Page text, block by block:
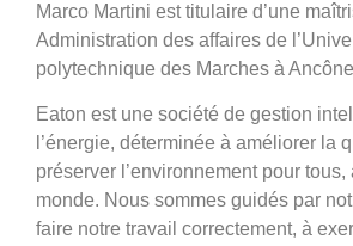
Marco Martini est titulaire d’une
Administration des affaires de
polytechnique des Marches à
Eaton est une société de gestion
l’énergie, déterminée à améliorer la
préserver l’environnement pour tous,
monde. Nous sommes guidés par
faire notre travail correctement, à